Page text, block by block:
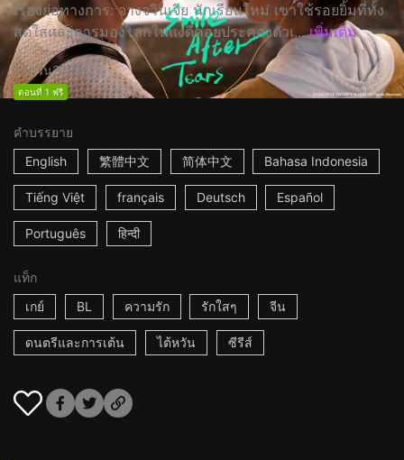
เรื่องย่อทางการ: จางจวินเจีย นักเรียนใหม่ เขาใช้รอยยิ้มที่ทั้ง
สดใสและการมองโลกในแง่ดีคอยประคองตัวเ... เพิ่มเติม
ไต้หวัน2026
ตอนที่ 1 ฟรี
คำบรรยาย
English
繁體中文 简体中文 Bahasa Indonesia
Tiếng Việt français Deutsch Español
Português हिन्दी
แท็ก
เกย์
BL ความรัก รักใสๆ จีน
ดนตรีและการเต้น ไต้หวัน ซีรีส์